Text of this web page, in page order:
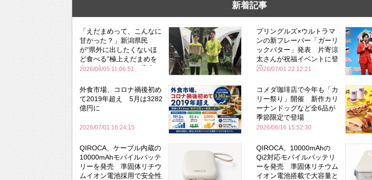
新着記事
「えだまめって、こんなに
甘かった？」新潟県民
が“県外に出したくないほ
ど食べる”極上えだまめを
森のビアガーデンで実食
2026/08/05 11:06:51
プリングルズ×ウルトラマ
ンの新フレーバー「ガーリ
ックバター」発表 片寄涼
太さんが祝福イベントに登
場
2026/07/01 22:12:21
外食市場、コロナ禍後初め
て2019年超え 5月は3282
億円に
2026/07/01 16:24:15
コメダ珈琲店で今年も「カ
リー祭り」開催 新作カリ
ーナンドッグなど全6品が
季節限定で登場
2026/06/16 15:52:30
QIROCA、ケーブル内蔵の
10000mAhモバイルバッテ
リーを発売 準固体リチウ
ムイオン電池採用で安全性
QIROCA、10000mAhの
Qi2対応モバイルバッテリ
ーを発売 準固体リチウム
イオン電池搭載で大容量と